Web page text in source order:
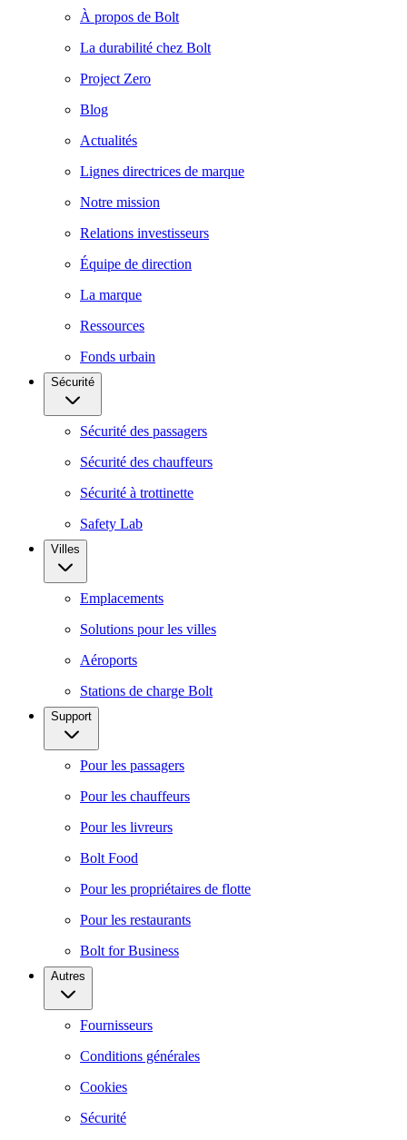
À propos de Bolt
La durabilité chez Bolt
Project Zero
Blog
Actualités
Lignes directrices de marque
Notre mission
Relations investisseurs
Équipe de direction
La marque
Ressources
Fonds urbain
Sécurité
Sécurité des passagers
Sécurité des chauffeurs
Sécurité à trottinette
Safety Lab
Villes
Emplacements
Solutions pour les villes
Aéroports
Stations de charge Bolt
Support
Pour les passagers
Pour les chauffeurs
Pour les livreurs
Bolt Food
Pour les propriétaires de flotte
Pour les restaurants
Bolt for Business
Autres
Fournisseurs
Conditions générales
Cookies
Sécurité